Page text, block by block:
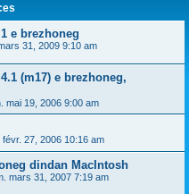
e brezhoneg
31, 2009 9:10 am
(m17) e brezhoneg,
mai 19, 2006 9:00 am
févr. 27, 2006 10:16 am
dindan MacIntosh
mars 31, 2007 7:19 am